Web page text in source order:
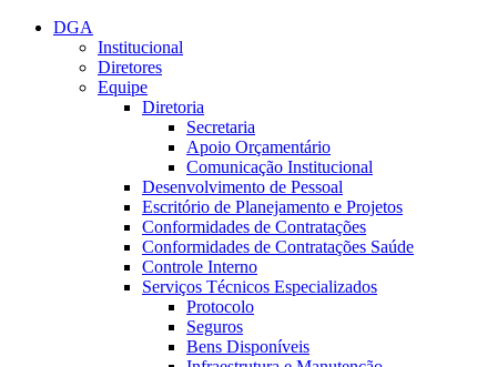
Conteúdo principal
DGA
Institucional
Diretores
Equipe
Diretoria
Secretaria
Apoio Orçamentário
Comunicação Institucional
Desenvolvimento de Pessoal
Escritório de Planejamento e Projetos
Conformidades de Contratações
Conformidades de Contratações Saúde
Controle Interno
Serviços Técnicos Especializados
Protocolo
Seguros
Bens Disponíveis